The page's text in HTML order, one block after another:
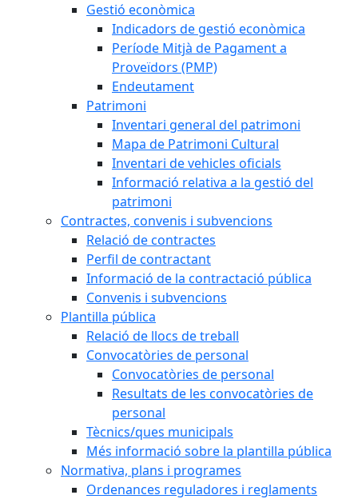
Gestió econòmica
Indicadors de gestió econòmica
Període Mitjà de Pagament a
Proveïdors (PMP)
Endeutament
Patrimoni
Inventari general del patrimoni
Mapa de Patrimoni Cultural
Inventari de vehicles oficials
Informació relativa a la gestió del
patrimoni
Contractes, convenis i subvencions
Relació de contractes
Perfil de contractant
Informació de la contractació pública
Convenis i subvencions
Plantilla pública
Relació de llocs de treball
Convocatòries de personal
Convocatòries de personal
Resultats de les convocatòries de
personal
Tècnics/ques municipals
Més informació sobre la plantilla pública
Normativa, plans i programes
Ordenances reguladores i reglaments